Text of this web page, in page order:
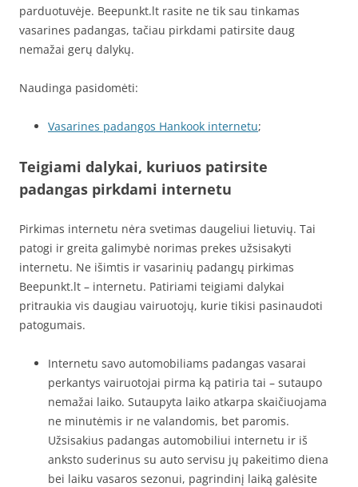
parduotuvėje. Beepunkt.lt rasite ne tik sau tinkamas
vasarines padangas, tačiau pirkdami patirsite daug
nemažai gerų dalykų.
Naudinga pasidomėti:
Vasarines padangos Hankook internetu;
Teigiami dalykai, kuriuos patirsite
padangas pirkdami internetu
Pirkimas internetu nėra svetimas daugeliui lietuvių. Tai
patogi ir greita galimybė norimas prekes užsisakyti
internetu. Ne išimtis ir vasarinių padangų pirkimas
Beepunkt.lt – internetu. Patiriami teigiami dalykai
pritraukia vis daugiau vairuotojų, kurie tikisi pasinaudoti
patogumais.
Internetu savo automobiliams padangas vasarai
perkantys vairuotojai pirma ką patiria tai – sutaupo
nemažai laiko. Sutaupyta laiko atkarpa skaičiuojama
ne minutėmis ir ne valandomis, bet paromis.
Užsisakius padangas automobiliui internetu ir iš
anksto suderinus su auto servisu jų pakeitimo diena
bei laiku vasaros sezonui, pagrindinį laiką galėsite